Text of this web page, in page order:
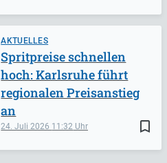
AKTUELLES
bookmark_border
24. Juli 2026 11:32
Spritpreise schnellen
hoch: Karlsruhe führt
regionalen Preisanstieg
an